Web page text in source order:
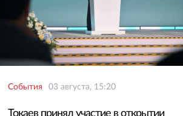
События 03 августа, 15:20
Токаев принял участие в открытии